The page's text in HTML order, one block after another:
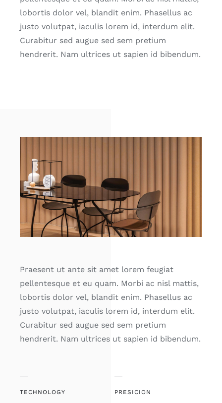
lobortis dolor vel, blandit enim. Phasellus ac
justo volutpat, iaculis lorem id, interdum elit.
Curabitur sed augue sed sem pretium
hendrerit. Nam ultrices ut sapien id bibendum.
Praesent ut ante sit amet lorem feugiat
pellentesque et eu quam. Morbi ac nisl mattis,
lobortis dolor vel, blandit enim. Phasellus ac
justo volutpat, iaculis lorem id, interdum elit.
Curabitur sed augue sed sem pretium
hendrerit. Nam ultrices ut sapien id bibendum.
TECHNOLOGY PRESICION